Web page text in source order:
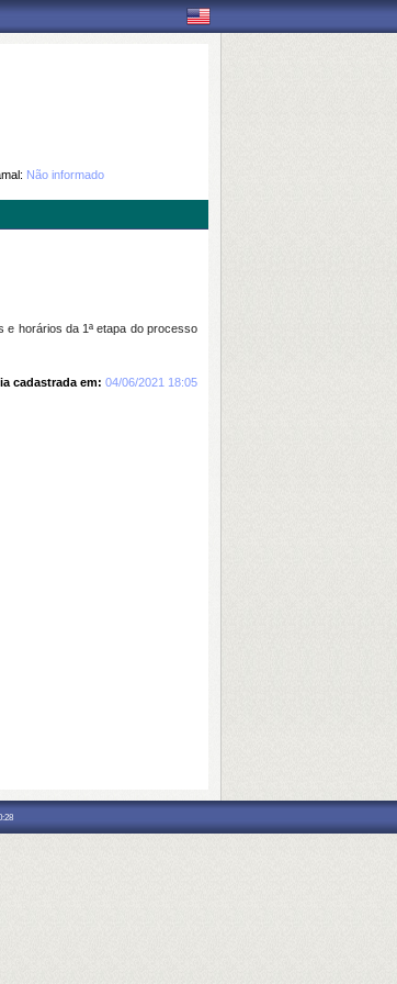
Não informado
e horários da 1ª etapa do processo
cadastrada em: 04/06/2021 18:05